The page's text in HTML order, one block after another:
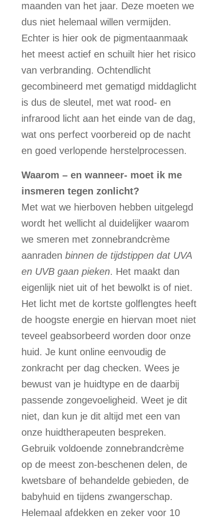
maanden van het jaar. Deze moeten we
dus niet helemaal willen vermijden.
Echter is hier ook de pigmentaanmaak
het meest actief en schuilt hier het risico
van verbranding. Ochtendlicht
gecombineerd met gematigd middaglicht
is dus de sleutel, met wat rood- en
infrarood licht aan het einde van de dag,
wat ons perfect voorbereid op de nacht
en goed verlopende herstelprocessen.
Waarom – en wanneer- moet ik me
insmeren tegen zonlicht?
Met wat we hierboven hebben uitgelegd
wordt het wellicht al duidelijker waarom
we smeren met zonnebrandcrème
aanraden binnen de tijdstippen dat UVA
en UVB gaan pieken. Het maakt dan
eigenlijk niet uit of het bewolkt is of niet.
Het licht met de kortste golflengtes heeft
de hoogste energie en hiervan moet niet
teveel geabsorbeerd worden door onze
huid. Je kunt online eenvoudig de
zonkracht per dag checken. Wees je
bewust van je huidtype en de daarbij
passende zongevoeligheid. Weet je dit
niet, dan kun je dit altijd met een van
onze huidtherapeuten bespreken.
Gebruik voldoende zonnebrandcrème
op de meest zon-beschenen delen, de
kwetsbare of behandelde gebieden, de
babyhuid en tijdens zwangerschap.
Helemaal afdekken en zeker voor 10